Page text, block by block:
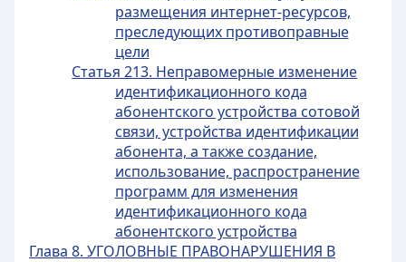
размещения интернет-ресурсов,
преследующих противоправные
цели
Статья 213. Неправомерные изменение
идентификационного кода
абонентского устройства сотовой
связи, устройства идентификации
абонента, а также создание,
использование, распространение
программ для изменения
идентификационного кода
абонентского устройства
Глава 8. УГОЛОВНЫЕ ПРАВОНАРУШЕНИЯ В